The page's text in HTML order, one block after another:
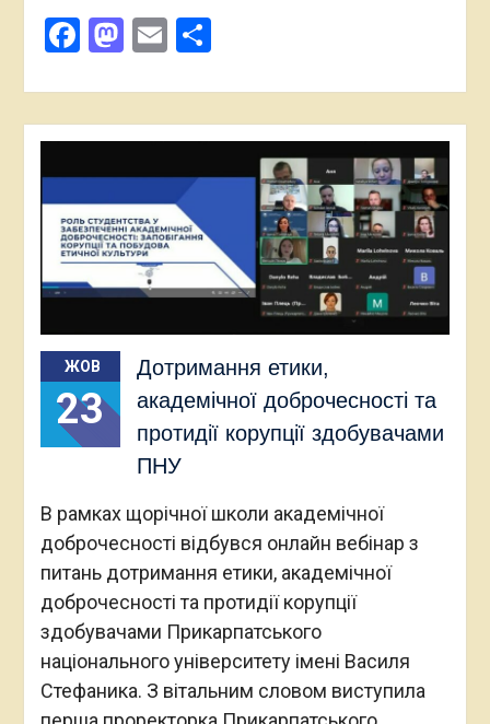
Facebook
Mastodon
Email
ЖОВ
23
Дотримання етики,
академічної доброчесності та
протидії корупції здобувачами
ПНУ
В рамках щорічної школи академічної
доброчесності відбувся онлайн вебінар з
питань дотримання етики, академічної
доброчесності та протидії корупції
здобувачами Прикарпатського
національного університету імені Василя
Стефаника. З вітальним словом виступила